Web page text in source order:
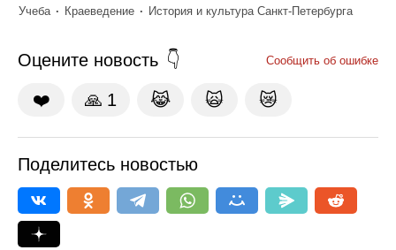
Учеба
Краеведение История и культура Санкт-Петербурга
Оцените новость Сообщить об ошибке
❤️ 🙏 1 😹 🙀 😿
Поделитесь новостью